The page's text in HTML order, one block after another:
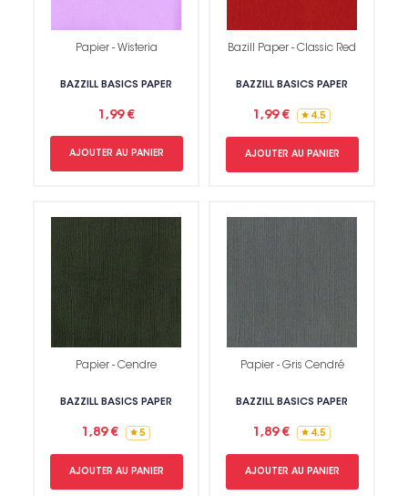
Papier - Wisteria
BAZZILL BASICS PAPER
1,99 €
AJOUTER AU PANIER
Bazill Paper - Classic Red
BAZZILL BASICS PAPER
1,99 € 4.5
AJOUTER AU PANIER
Papier - Cendre
BAZZILL BASICS PAPER
1,89 € 5
AJOUTER AU PANIER
Papier - Gris Cendré
BAZZILL BASICS PAPER
1,89 € 4.5
AJOUTER AU PANIER